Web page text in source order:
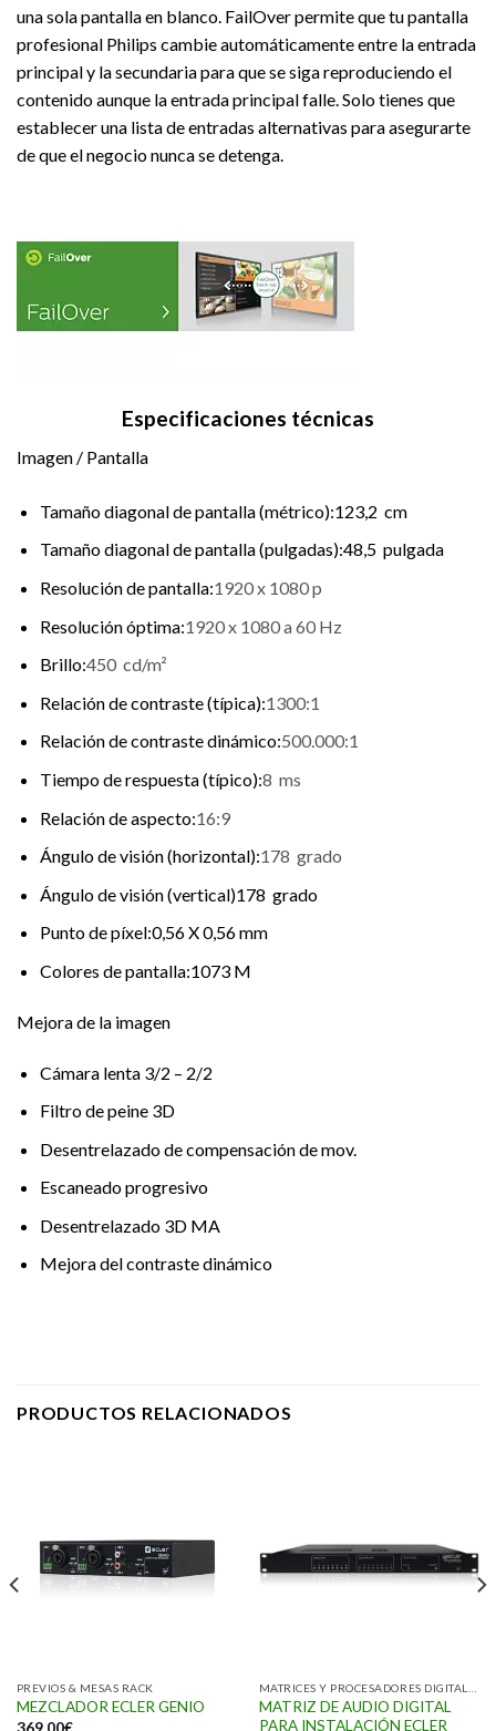
una sola pantalla en blanco. FailOver permite que tu pantalla
profesional Philips cambie automáticamente entre la entrada
principal y la secundaria para que se siga reproduciendo el
contenido aunque la entrada principal falle. Solo tienes que
establecer una lista de entradas alternativas para asegurarte
de que el negocio nunca se detenga.
Especificaciones técnicas
Imagen / Pantalla
Tamaño diagonal de pantalla (métrico):123,2 cm
Tamaño diagonal de pantalla (pulgadas):48,5 pulgada
Resolución de pantalla:1920 x 1080 p
Resolución óptima:1920 x 1080 a 60 Hz
Brillo:450 cd/m²
Relación de contraste (típica):1300:1
Relación de contraste dinámico:500.000:1
Tiempo de respuesta (típico):8 ms
Relación de aspecto:16:9
Ángulo de visión (horizontal):178 grado
Ángulo de visión (vertical)178 grado
Punto de píxel:0,56 X 0,56 mm
Colores de pantalla:1073 M
Mejora de la imagen
Cámara lenta 3/2 – 2/2
Filtro de peine 3D
Desentrelazado de compensación de mov.
Escaneado progresivo
Desentrelazado 3D MA
Mejora del contraste dinámico
PRODUCTOS RELACIONADOS
PREVIOS & MESAS RACK
MEZCLADOR ECLER GENIO
369,00€
MATRIZ DE AUDIO DIGITAL
PARA INSTALACIÓN ECLER